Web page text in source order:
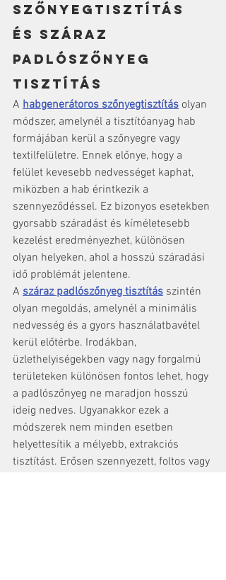
szőnyegtisztítás
és száraz
padlószőnyeg
tisztítás
A habgenerátoros szőnyegtisztítás olyan
módszer, amelynél a tisztítóanyag hab
formájában kerül a szőnyegre vagy
textilfelületre. Ennek előnye, hogy a
felület kevesebb nedvességet kaphat,
miközben a hab érintkezik a
szennyeződéssel. Ez bizonyos esetekben
gyorsabb száradást és kíméletesebb
kezelést eredményezhet, különösen
olyan helyeken, ahol a hosszú száradási
idő problémát jelentene.
A száraz padlószőnyeg tisztítás szintén
olyan megoldás, amelynél a minimális
nedvesség és a gyors használatbavétel
kerül előtérbe. Irodákban,
üzlethelyiségekben vagy nagy forgalmú
területeken különösen fontos lehet, hogy
a padlószőnyeg ne maradjon hosszú
ideig nedves. Ugyanakkor ezek a
módszerek nem minden esetben
helyettesítik a mélyebb, extrakciós
tisztítást. Erősen szennyezett, foltos vagy